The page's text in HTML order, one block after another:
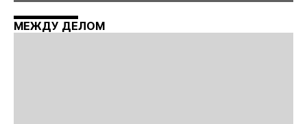
Майнинг»
МЕЖДУ ДЕЛОМ